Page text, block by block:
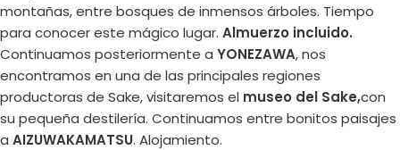
montañas, entre bosques de inmensos árboles. Tiempo
para conocer este mágico lugar. Almuerzo incluido.
Continuamos posteriormente a YONEZAWA, nos
encontramos en una de las principales regiones
productoras de Sake, visitaremos el museo del Sake,con
su pequeña destilería. Continuamos entre bonitos paisajes
a AIZUWAKAMATSU. Alojamiento.